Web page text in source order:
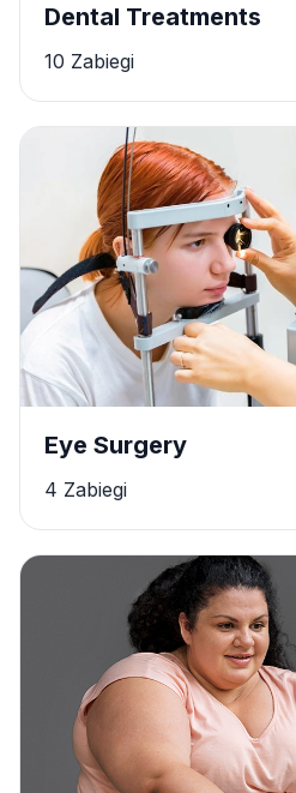
Dental Treatments
10 Zabiegi
Eye Surgery
4 Zabiegi